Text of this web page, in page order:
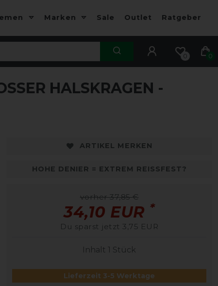
Marken Sale Outlet Ratgeber
0 0
HALSKRAGEN - S
ARTIKEL MERKEN
HOHE DENIER = EXTREM REISSFEST?
vorher 37,85 €
34,10 EUR *
Du sparst jetzt 3,75 EUR
Inhalt 1 Stück
Lieferzeit 3-5 Werktage